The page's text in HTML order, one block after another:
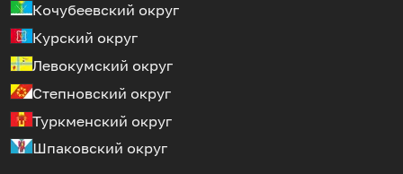
Кочубеевский округ
Курский округ
Левокумский округ
Степновский округ
Туркменский округ
Шпаковский округ